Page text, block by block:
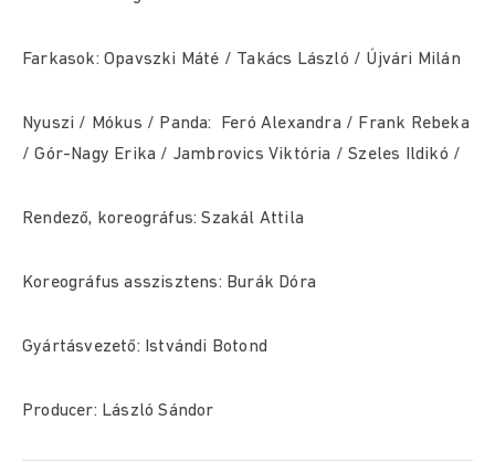
Farkasok: Opavszki Máté / Takács László / Újvári Milán
Nyuszi / Mókus / Panda: Feró Alexandra / Frank Rebeka
/ Gór-Nagy Erika / Jambrovics Viktória / Szeles Ildikó /
Rendező, koreográfus: Szakál Attila
Koreográfus asszisztens: Burák Dóra
Gyártásvezető: Istvándi Botond
Producer: László Sándor